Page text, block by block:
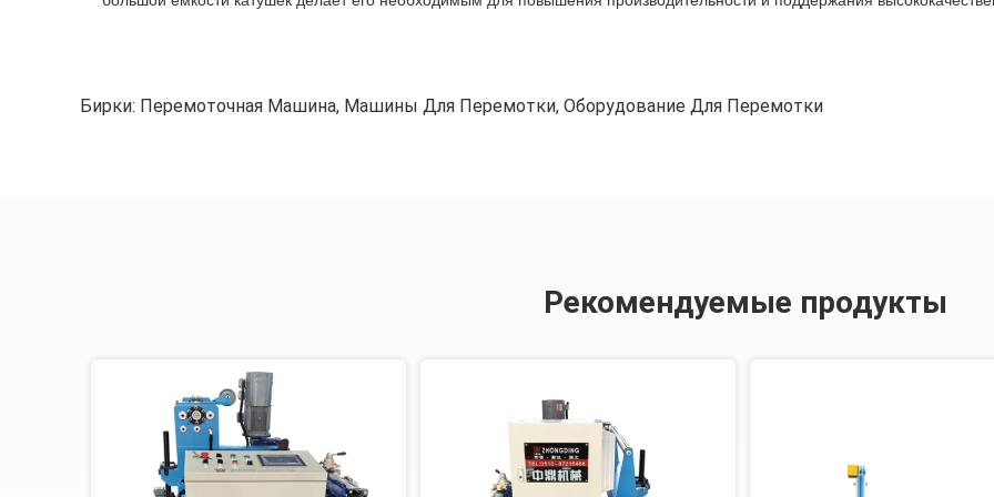
Бирки: Перемоточная Машина, Машины Для Перемотки, Оборудование Для Перемотки
Рекомендуемые продукты